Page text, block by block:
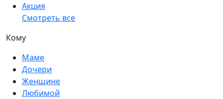
Акция
Смотреть все
Кому
Маме
Дочери
Женщине
Любимой